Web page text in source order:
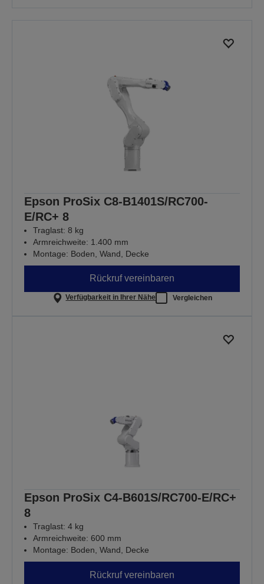
Epson ProSix C8-B1401S/RC700-
E/RC+ 8
Traglast: 8 kg
Armreichweite: 1.400 mm
Montage: Boden, Wand, Decke
Rückruf vereinbaren
Verfügbarkeit in Ihrer Nähe Vergleichen
Epson ProSix C4-B601S/RC700-E/RC+
8
Traglast: 4 kg
Armreichweite: 600 mm
Montage: Boden, Wand, Decke
Rückruf vereinbaren